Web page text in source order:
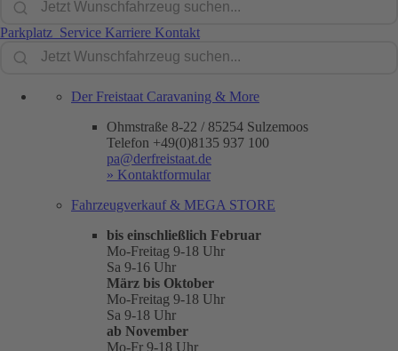
Parkplatz Service Karriere Kontakt
Der Freistaat Caravaning & More
Ohmstraße 8-22 / 85254 Sulzemoos
Telefon +49(0)8135 937 100
pa@derfreistaat.de
» Kontaktformular
Fahrzeugverkauf & MEGA STORE
bis einschließlich Februar
Mo-Freitag 9-18 Uhr
Sa 9-16 Uhr
März bis Oktober
Mo-Freitag 9-18 Uhr
Sa 9-18 Uhr
ab November
Mo-Fr 9-18 Uhr